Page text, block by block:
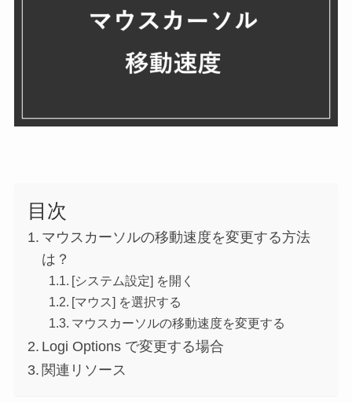
目次
マウスカーソルの移動速度を変更する方法
は？
[システム設定] を開く
[マウス] を選択する
マウスカーソルの移動速度を変更する
Logi Options で変更する場合
関連リソース